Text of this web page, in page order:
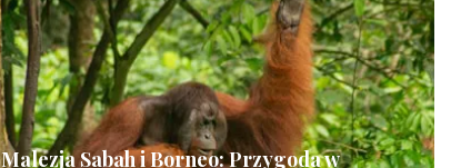
Malezja Sabah i Borneo: Przygoda w